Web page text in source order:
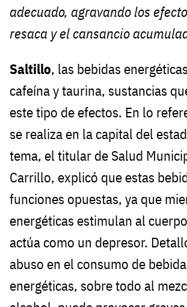
adecuado, agravando los
resaca y el cansancio
Saltillo, las bebidas
cafeína y taurina, sustancias
este tipo de efectos. En lo
se realiza en la capital del
tema, el titular de Salud
Carrillo, explicó que estas
funciones opuestas, ya que
energéticas estimulan al
actúa como un depresor.
abuso en el consumo de
energéticas, sobre todo al